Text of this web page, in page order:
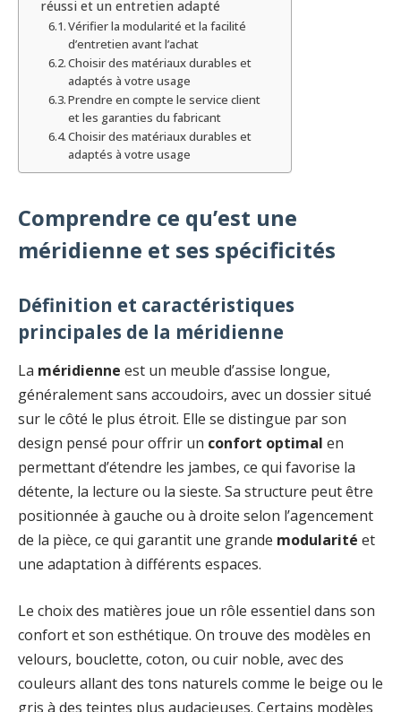
réussi et un entretien adapté
Vérifier la modularité et la facilité
d’entretien avant l’achat
Choisir des matériaux durables et
adaptés à votre usage
Prendre en compte le service client
et les garanties du fabricant
Choisir des matériaux durables et
adaptés à votre usage
Comprendre ce qu’est une
méridienne et ses spécificités
Définition et caractéristiques
principales de la méridienne
La méridienne est un meuble d’assise longue,
généralement sans accoudoirs, avec un dossier situé
sur le côté le plus étroit. Elle se distingue par son
design pensé pour offrir un confort optimal en
permettant d’étendre les jambes, ce qui favorise la
détente, la lecture ou la sieste. Sa structure peut être
positionnée à gauche ou à droite selon l’agencement
de la pièce, ce qui garantit une grande modularité et
une adaptation à différents espaces.
Le choix des matières joue un rôle essentiel dans son
confort et son esthétique. On trouve des modèles en
velours, bouclette, coton, ou cuir noble, avec des
couleurs allant des tons naturels comme le beige ou le
gris à des teintes plus audacieuses. Certains modèles